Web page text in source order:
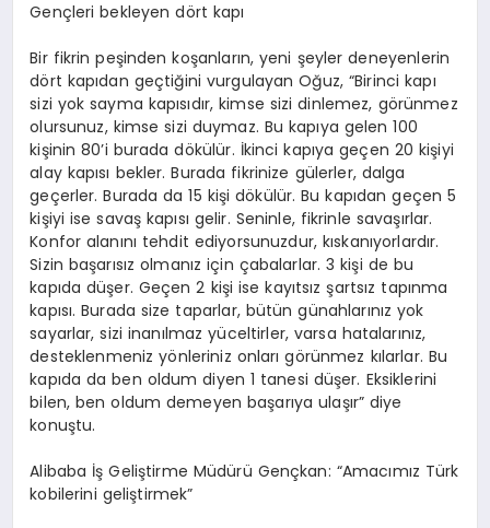
Gençleri bekleyen dört kapı
Bir fikrin peşinden koşanların, yeni şeyler deneyenlerin
dört kapıdan geçtiğini vurgulayan Oğuz, “Birinci kapı
sizi yok sayma kapısıdır, kimse sizi dinlemez, görünmez
olursunuz, kimse sizi duymaz. Bu kapıya gelen 100
kişinin 80’i burada dökülür. İkinci kapıya geçen 20 kişiyi
alay kapısı bekler. Burada fikrinize gülerler, dalga
geçerler. Burada da 15 kişi dökülür. Bu kapıdan geçen 5
kişiyi ise savaş kapısı gelir. Seninle, fikrinle savaşırlar.
Konfor alanını tehdit ediyorsunuzdur, kıskanıyorlardır.
Sizin başarısız olmanız için çabalarlar. 3 kişi de bu
kapıda düşer. Geçen 2 kişi ise kayıtsız şartsız tapınma
kapısı. Burada size taparlar, bütün günahlarınız yok
sayarlar, sizi inanılmaz yüceltirler, varsa hatalarınız,
desteklenmeniz yönleriniz onları görünmez kılarlar. Bu
kapıda da ben oldum diyen 1 tanesi düşer. Eksiklerini
bilen, ben oldum demeyen başarıya ulaşır” diye
konuştu.
Alibaba İş Geliştirme Müdürü Gençkan: “Amacımız Türk
kobilerini geliştirmek”